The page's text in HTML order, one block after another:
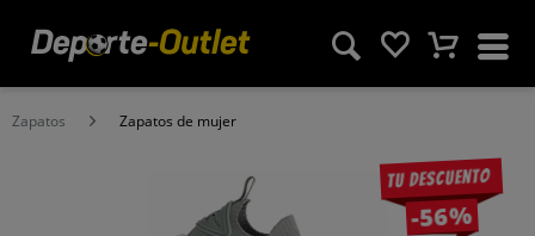
Zapatos Zapatos de mujer
Tu descuento
-56%